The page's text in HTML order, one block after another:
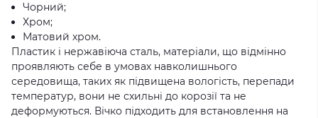
Чорний;
Хром;
Матовий хром.
Пластик і нержавіюча сталь, матеріали, що відмінно
проявляють себе в умовах навколишнього
середовища, таких як підвищена вологість, перепади
температур, вони не схильні до корозії та не
деформуються. Вічко підходить для встановлення на